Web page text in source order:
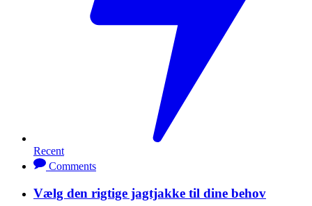
Recent
Comments
Vælg den rigtige jagtjakke til dine behov